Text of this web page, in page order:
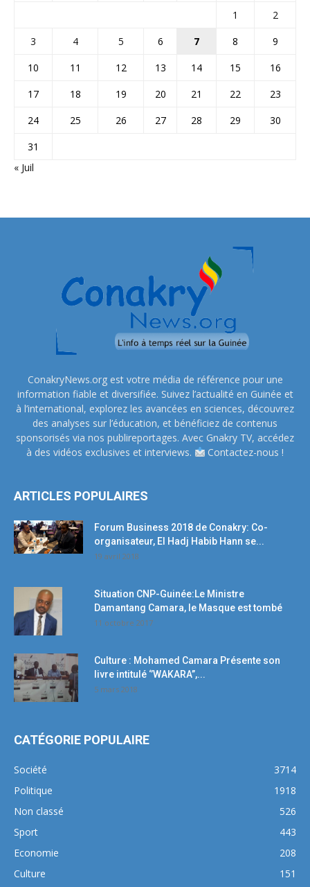
1
2
3
4 5 6 7 8
9
10
11 12 13 14 15
16
17
18 19 20 21 22
23
24
25 26 27 28 29
30
31
« Juil
ConakryNews.org est votre média de référence pour une
information fiable et diversifiée. Suivez l’actualité en Guinée et
à l’international, explorez les avancées en sciences, découvrez
des analyses sur l’éducation, et bénéficiez de contenus
sponsorisés via nos publireportages. Avec Gnakry TV, accédez
à des vidéos exclusives et interviews.
Contactez-nous !
ARTICLES POPULAIRES
Forum Business 2018 de Conakry: Co-
organisateur, El Hadj Habib Hann se...
19 avril 2018
Situation CNP-Guinée:Le Ministre
Damantang Camara, le Masque est tombé
11 octobre 2017
Culture : Mohamed Camara Présente son
livre intitulé ‘’WAKARA’’,...
5 mars 2018
CATÉGORIE POPULAIRE
Société
3714
Politique
1918
Non classé
526
Sport
443
Economie
208
Culture
151